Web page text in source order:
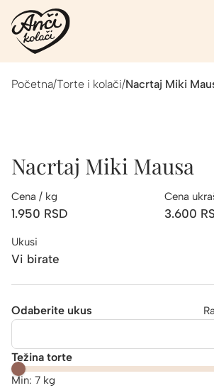
Početna/Torte i kolači/Nacrtaj Miki
Nacrtaj Miki Mausa
Cena / kg
1.950 RSD
Cena
3.600
Ukusi
Vi birate
Odaberite ukus
Težina torte
Min: 7 kg